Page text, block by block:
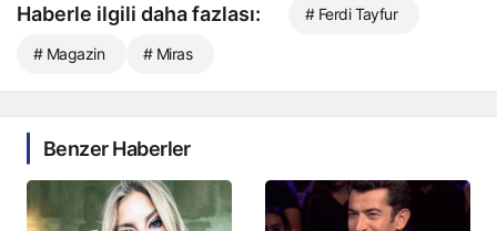
Haberle ilgili daha fazlası: # Ferdi Tayfur
# Magazin # Miras
Benzer Haberler